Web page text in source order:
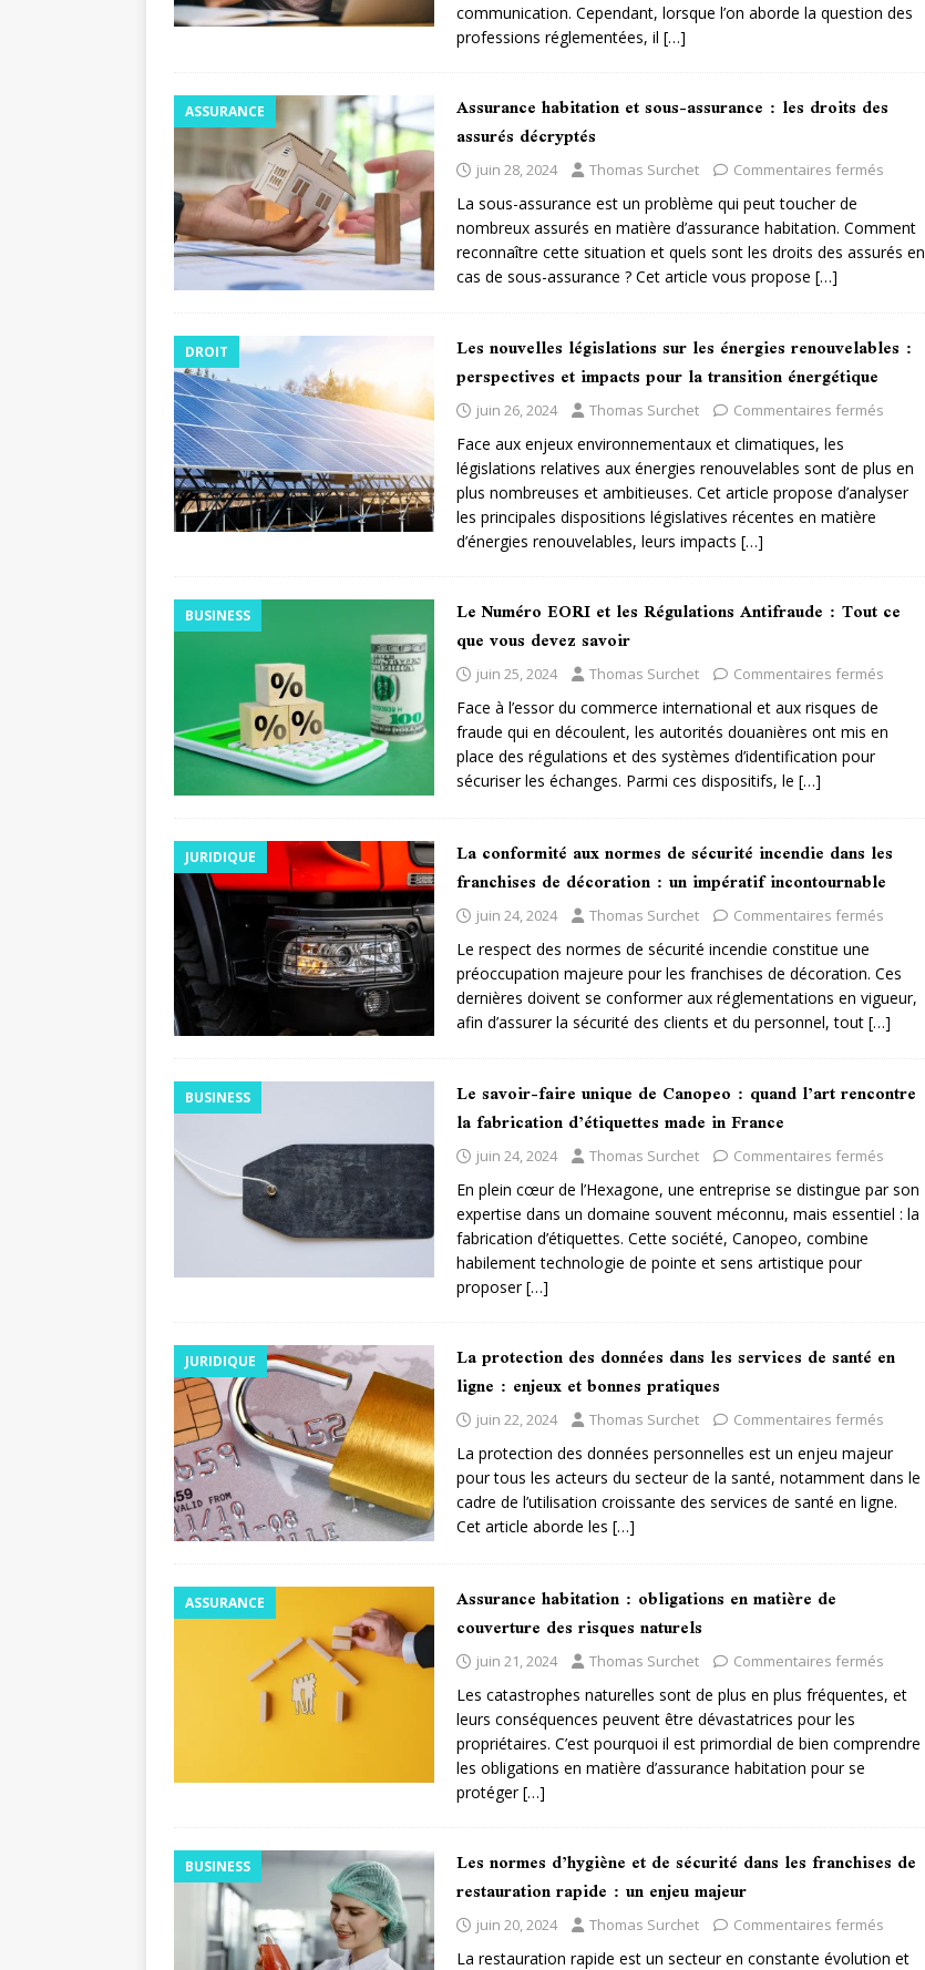
communication. Cependant, lorsque l’on aborde la question des
professions réglementées, il […]
ASSURANCE Assurance habitation et sous-assurance : les droits des
assurés décryptés
juin 28, 2024 Thomas Surchet Commentaires fermés
La sous-assurance est un problème qui peut toucher de
nombreux assurés en matière d’assurance habitation. Comment
reconnaître cette situation et quels sont les droits des assurés en
cas de sous-assurance ? Cet article vous propose […]
DROIT Les nouvelles législations sur les énergies renouvelables :
perspectives et impacts pour la transition énergétique
juin 26, 2024 Thomas Surchet Commentaires fermés
Face aux enjeux environnementaux et climatiques, les
législations relatives aux énergies renouvelables sont de plus en
plus nombreuses et ambitieuses. Cet article propose d’analyser
les principales dispositions législatives récentes en matière
d’énergies renouvelables, leurs impacts […]
BUSINESS Le Numéro EORI et les Régulations Antifraude : Tout ce
que vous devez savoir
juin 25, 2024 Thomas Surchet Commentaires fermés
Face à l’essor du commerce international et aux risques de
fraude qui en découlent, les autorités douanières ont mis en
place des régulations et des systèmes d’identification pour
sécuriser les échanges. Parmi ces dispositifs, le […]
JURIDIQUE La conformité aux normes de sécurité incendie dans les
franchises de décoration : un impératif incontournable
juin 24, 2024 Thomas Surchet Commentaires fermés
Le respect des normes de sécurité incendie constitue une
préoccupation majeure pour les franchises de décoration. Ces
dernières doivent se conformer aux réglementations en vigueur,
afin d’assurer la sécurité des clients et du personnel, tout […]
BUSINESS Le savoir-faire unique de Canopeo : quand l’art rencontre
la fabrication d’étiquettes made in France
juin 24, 2024 Thomas Surchet Commentaires fermés
En plein cœur de l’Hexagone, une entreprise se distingue par son
expertise dans un domaine souvent méconnu, mais essentiel : la
fabrication d’étiquettes. Cette société, Canopeo, combine
habilement technologie de pointe et sens artistique pour
proposer[…]
JURIDIQUE La protection des données dans les services de santé en
ligne : enjeux et bonnes pratiques
juin 22, 2024 Thomas Surchet Commentaires fermés
La protection des données personnelles est un enjeu majeur
pour tous les acteurs du secteur de la santé, notamment dans le
cadre de l’utilisation croissante des services de santé en ligne.
Cet article aborde les […]
ASSURANCE Assurance habitation : obligations en matière de
couverture des risques naturels
juin 21, 2024 Thomas Surchet Commentaires fermés
Les catastrophes naturelles sont de plus en plus fréquentes, et
leurs conséquences peuvent être dévastatrices pour les
propriétaires. C’est pourquoi il est primordial de bien comprendre
les obligations en matière d’assurance habitation pour se
protéger[…]
BUSINESS Les normes d’hygiène et de sécurité dans les franchises de
restauration rapide : un enjeu majeur
juin 20, 2024 Thomas Surchet Commentaires fermés
La restauration rapide est un secteur en constante évolution et